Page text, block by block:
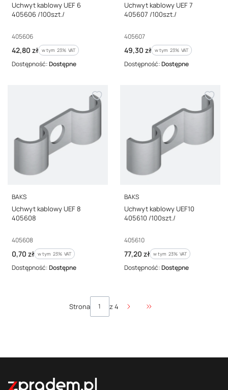
Uchwyt kablowy UEF 6
405606 /100szt./
Kod producenta
405606
Cena brutto
42,80 zł w tym %s VAT
w tym 23% VAT
Dostępność:Dostępne
Uchwyt kablowy UEF 7
405607 /100szt./
Kod producenta
405607
Cena brutto
49,30 zł w tym %s VAT
w tym 23% VAT
Dostępność:Dostępne
PRODUCENT
BAKS
Uchwyt kablowy UEF 8
405608
Kod producenta
405608
Cena brutto
0,70 zł w tym %s VAT
w tym 23% VAT
Dostępność:Dostępne
PRODUCENT
BAKS
Uchwyt kablowy UEF10
405610 /100szt./
Kod producenta
405610
Cena brutto
77,20 zł w tym %s VAT
w tym 23% VAT
Dostępność:Dostępne
Strona z 4
Przejdź do ostatniej